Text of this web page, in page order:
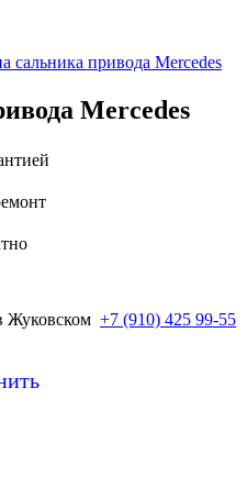
сальника привода Mercedes
Mercedes
+7 (910) 425 99-55